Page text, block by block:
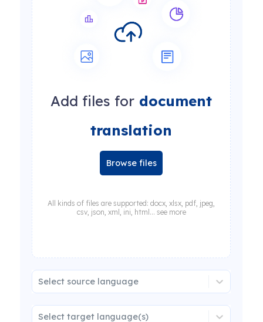
Add files for document
translation
Browse files
All kinds of files are supported: docx, xlsx, pdf, jpeg,
csv, json, xml, ini, html... see more
Select source language
Select target language(s)